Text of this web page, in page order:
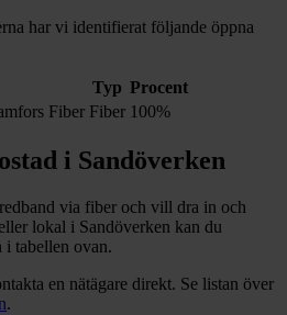
har vi identifierat följande öppna
Typ Procent
Fiber Fiber 100%
i Sandöverken
via fiber och vill dra in och
lokal i Sandöverken kan du
i tabellen ovan.
en nätägare direkt. Se listan över
.